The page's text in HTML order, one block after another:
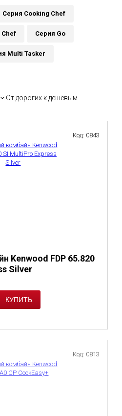
Серия Cooking Chef
Chef Серия Go
Multi Tasker
От дорогих к дешёвым
Kenwood FDP 65.820
Silver
Код: 0843
Код: 0813